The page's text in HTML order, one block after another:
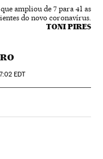
ampliou de 7 para 41 as
do novo coronavírus.
TONI PIRES
EDT